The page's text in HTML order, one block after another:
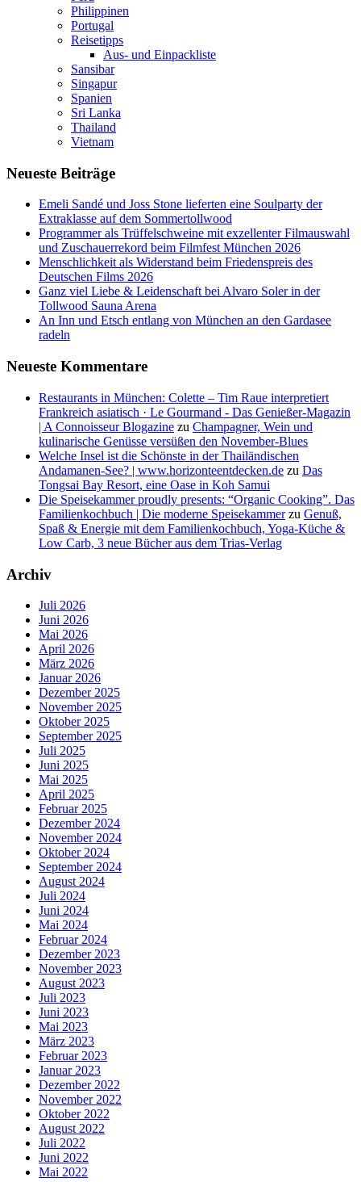
Philippinen
Portugal
Reisetipps
Aus- und Einpackliste
Sansibar
Singapur
Spanien
Sri Lanka
Thailand
Vietnam
Neueste Beiträge
Emeli Sandé und Joss Stone lieferten eine Soulparty der
Extraklasse auf dem Sommertollwood
Programmer als Trüffelschweine mit exzellenter Filmauswahl
und Zuschauerrekord beim Filmfest München 2026
Menschlichkeit als Widerstand beim Friedenspreis des
Deutschen Films 2026
Ganz viel Liebe & Leidenschaft bei Alvaro Soler in der
Tollwood Sauna Arena
An Inn und Etsch entlang von München an den Gardasee
radeln
Neueste Kommentare
Restaurants in München: Colette – Tim Raue interpretiert
Frankreich asiatisch · Le Gourmand - Das Genießer-Magazin
| A Connoisseur Blogazine zu Champagner, Wein und
kulinarische Genüsse versüßen den November-Blues
Welche Insel ist die Schönste in der Thailändischen
Andamanen-See? | www.horizonteentdecken.de zu Das
Tongsai Bay Resort, eine Oase in Koh Samui
Die Speisekammer proudly presents: “Organic Cooking”. Das
Familienkochbuch | Die moderne Speisekammerzu Genuß,
Spaß & Energie mit dem Familienkochbuch, Yoga-Küche &
Low Carb, 3 neue Bücher aus dem Trias-Verlag
Archiv
Juli 2026
Juni 2026
Mai 2026
April 2026
März 2026
Januar 2026
Dezember 2025
November 2025
Oktober 2025
September 2025
Juli 2025
Juni 2025
Mai 2025
April 2025
Februar 2025
Dezember 2024
November 2024
Oktober 2024
September 2024
August 2024
Juli 2024
Juni 2024
Mai 2024
Februar 2024
Dezember 2023
November 2023
August 2023
Juli 2023
Juni 2023
Mai 2023
März 2023
Februar 2023
Januar 2023
Dezember 2022
November 2022
Oktober 2022
August 2022
Juli 2022
Juni 2022
Mai 2022